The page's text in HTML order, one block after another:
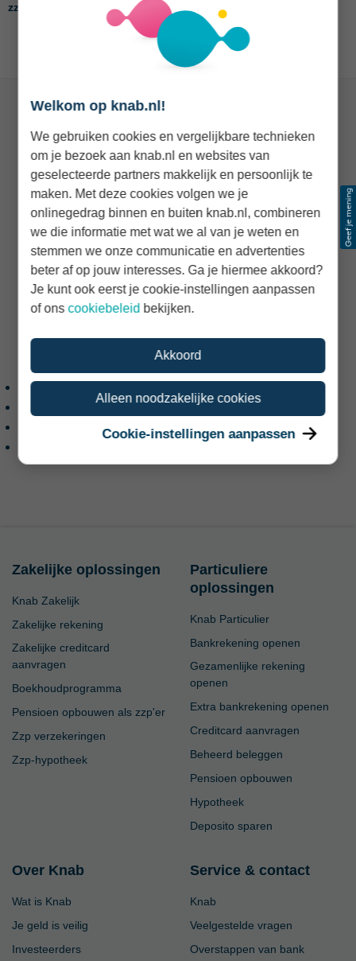
zzp’er? Zo zit het fiscaal
voor een verstandige start
Veelgestelde vragen
Kan ik als zzp'er beleggen bij Knab?
Hoe werkt het als ik mijn geld door Knab laat
beleggen?
Hoe kan ik gebruik maken van Knab Beleggen?
Kan ik via Knab ook zelf beleggen?
Wat is het verschil tussen privé en zakelijk
Privé beleggen als zzp'er
Beleggen met gemak
Waarin we beleggen
Zakelijke oplossingen
Knab Zakelijk
Zakelijke rekening
Zakelijke creditcard
aanvragen
Boekhoudprogramma
Pensioen opbouwen als zzp'er
Zzp verzekeringen
Zzp-hypotheek
Particuliere
oplossingen
Knab Particulier
Bankrekening openen
Gezamenlijke rekening
openen
Extra bankrekening openen
Creditcard aanvragen
Beheerd beleggen
Pensioen opbouwen
Hypotheek
Deposito sparen
Over Knab
Wat is Knab
Je geld is veilig
Investeerders
Service & contact
Knab
Veelgestelde vragen
Overstappen van bank
Welkom op knab.nl!
We gebruiken cookies en vergelijkbare technieken
om je bezoek aan knab.nl en websites van
geselecteerde partners makkelijk en persoonlijk te
maken. Met deze cookies volgen we je
onlinegedrag binnen en buiten knab.nl, combineren
we die informatie met wat we al van je weten en
stemmen we onze communicatie en advertenties
beter af op jouw interesses. Ga je hiermee akkoord?
Je kunt ook eerst je cookie-instellingen aanpassen
of onscookiebeleid bekijken.
Akkoord
Alleen noodzakelijke cookies
Cookie-instellingen aanpassen